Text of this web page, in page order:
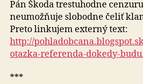
Pán Škoda trestuhodne
neumožňuje slobodne čeliť
Preto linkujem externý text:
http://
otazka-referenda-dokedy-
***